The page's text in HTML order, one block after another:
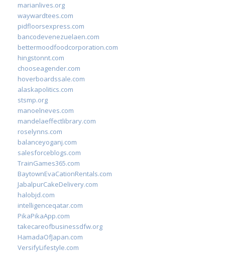
marianlives.org
waywardtees.com
pidfloorsexpress.com
bancodevenezuelaen.com
bettermoodfoodcorporation.com
hingstonnt.com
chooseagender.com
hoverboardssale.com
alaskapolitics.com
stsmp.org
manoelneves.com
mandelaeffectlibrary.com
roselynns.com
balanceyoganj.com
salesforceblogs.com
TrainGames365.com
BaytownEvaCationRentals.com
JabalpurCakeDelivery.com
halobjd.com
intelligenceqatar.com
PikaPikaApp.com
takecareofbusinessdfw.org
HamadaOfJapan.com
VersifyLifestyle.com